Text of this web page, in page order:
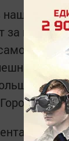
за их
о